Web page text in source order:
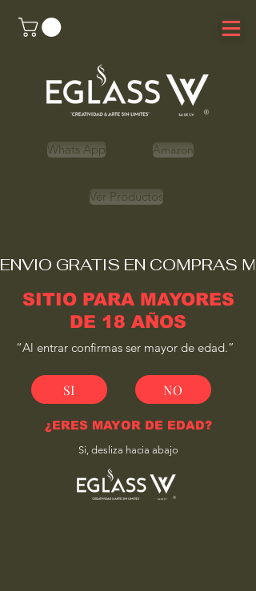
Ver Productos
ENVIO GRATIS EN COMPRAS
SITIO PARA MAYORES
DE 18 AÑOS
“Al entrar confirmas ser mayor de edad.”
SI NO
¿ERES MAYOR DE EDAD?
Si, desliza hacia abajo
Whats App Amazon